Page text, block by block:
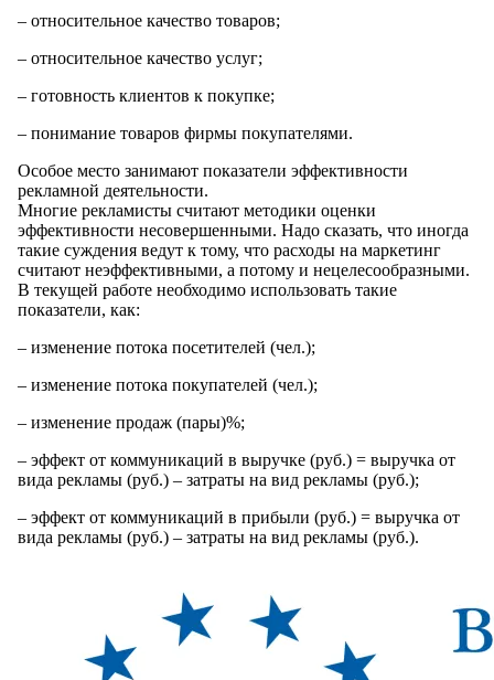
– относительное качество товаров;
– относительное качество услуг;
– готовность клиентов к покупке;
– понимание товаров фирмы покупателями.
Особое место занимают показатели эффективности
рекламной деятельности.
Многие рекламисты считают методики оценки
эффективности несовершенными. Надо сказать, что иногда
такие суждения ведут к тому, что расходы на маркетинг
считают неэффективными, а потому и нецелесообразными.
В текущей работе необходимо использовать такие
показатели, как:
– изменение потока посетителей (чел.);
– изменение потока покупателей (чел.);
– изменение продаж (пары)%;
– эффект от коммуникаций в выручке (руб.) = выручка от
вида рекламы (руб.) – затраты на вид рекламы (руб.);
– эффект от коммуникаций в прибыли (руб.) = выручка от
вида рекламы (руб.) – затраты на вид рекламы (руб.).